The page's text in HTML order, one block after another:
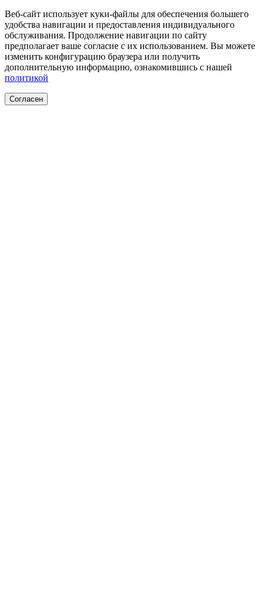
Веб-сайт использует куки-файлы для обеспечения большего
удобства навигации и предоставления индивидуального
обслуживания. Продолжение навигации по сайту
предполагает ваше согласие с их использованием. Вы можете
изменить конфигурацию браузера или получить
дополнительную информацию, ознакомившись с нашей
политикой
Согласен